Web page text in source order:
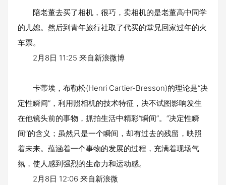
陪老董去买了相机，很巧，卖相机的是老董高中同学
的儿媳。然后到青年旅行社取了代买的堂兄回家过年的火
车票。
2月8日 11:25 来自新浪微博
卡蒂埃，布勒松(Henri Cartier-Bresson)的理论是“决
定性瞬间”，利用照相机的技术特征，决不试图影响发生
在他镜头前的事物，抓拍生活中精彩“瞬间”。“决定性瞬
间”的含义；虽然只是一个瞬间，却有过去的残留，映照
着未来。蕴涵着一个事物的发展的过程，充满着现场气
氛，使人感到强烈的生命力和运动感。
2月8日 12:06 来自新浪微